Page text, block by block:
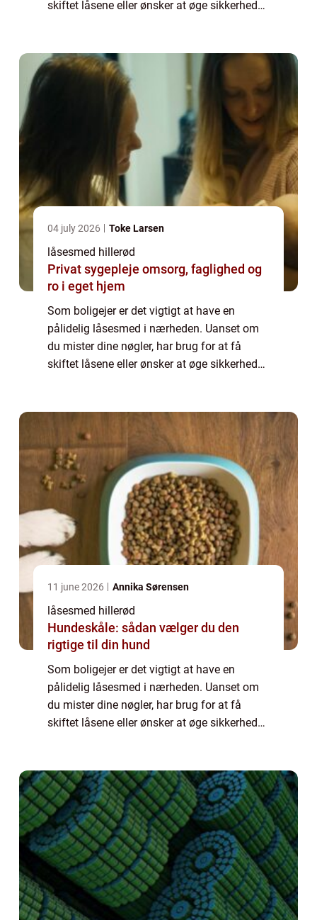
skiftet låsene eller ønsker at øge sikkerheden
04 july 2026 Toke Larsen
låsesmed hillerød
Privat sygepleje omsorg, faglighed og
ro i eget hjem
Som boligejer er det vigtigt at have en
pålidelig låsesmed i nærheden. Uanset om
du mister dine nøgler, har brug for at få
skiftet låsene eller ønsker at øge sikkerheden
11 june 2026 Annika Sørensen
låsesmed hillerød
Hundeskåle: sådan vælger du den
rigtige til din hund
Som boligejer er det vigtigt at have en
pålidelig låsesmed i nærheden. Uanset om
du mister dine nøgler, har brug for at få
skiftet låsene eller ønsker at øge sikkerheden